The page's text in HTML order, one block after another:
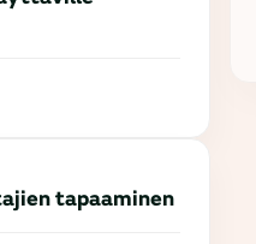
tapaaminen